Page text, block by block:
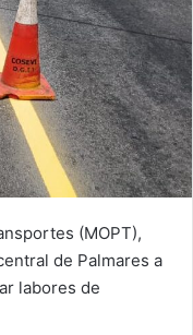
(MOPT),
de Palmares a
labores de